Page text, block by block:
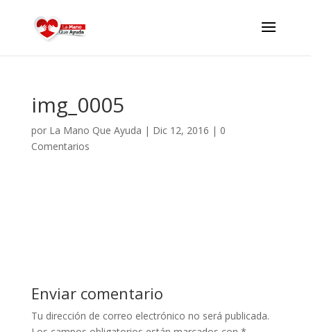
img_0005
por La Mano Que Ayuda | Dic 12, 2016 | 0
Comentarios
Enviar comentario
Tu dirección de correo electrónico no será publicada.